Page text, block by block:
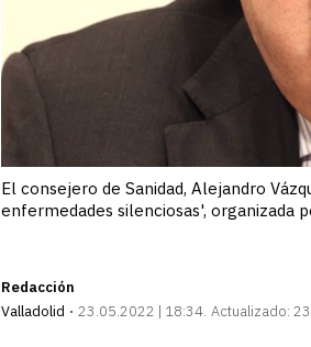
El consejero de Sanidad, Alejandro
enfermedades silenciosas', organizada
Redacción
Valladolid
23.05.2022 | 18:34 Actualizado: